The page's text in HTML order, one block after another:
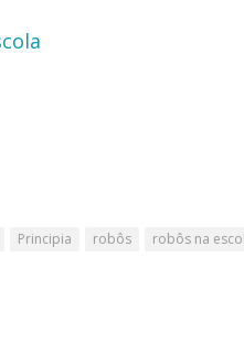
Principia robôs robôs na